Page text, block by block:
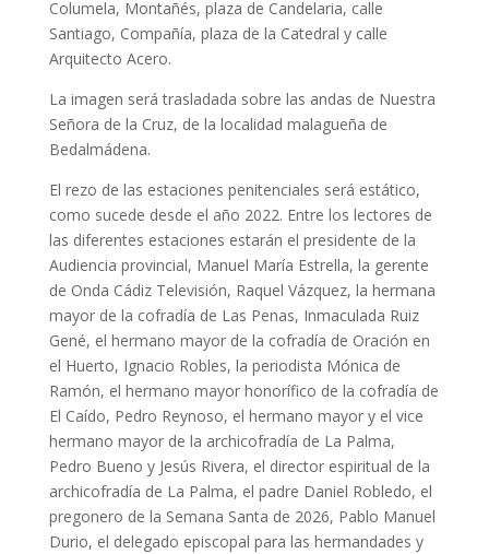
Columela, Montañés, plaza de Candelaria, calle
Santiago, Compañía, plaza de la Catedral y calle
Arquitecto Acero.
La imagen será trasladada sobre las andas de Nuestra
Señora de la Cruz, de la localidad malagueña de
Bedalmádena.
El rezo de las estaciones penitenciales será estático,
como sucede desde el año 2022. Entre los lectores de
las diferentes estaciones estarán el presidente de la
Audiencia provincial, Manuel María Estrella, la gerente
de Onda Cádiz Televisión, Raquel Vázquez, la hermana
mayor de la cofradía de Las Penas, Inmaculada Ruiz
Gené, el hermano mayor de la cofradía de Oración en
el Huerto, Ignacio Robles, la periodista Mónica de
Ramón, el hermano mayor honorífico de la cofradía de
El Caído, Pedro Reynoso, el hermano mayor y el vice
hermano mayor de la archicofradía de La Palma,
Pedro Bueno y Jesús Rivera, el director espiritual de la
archicofradía de La Palma, el padre Daniel Robledo, el
pregonero de la Semana Santa de 2026, Pablo Manuel
Durio, el delegado episcopal para las hermandades y